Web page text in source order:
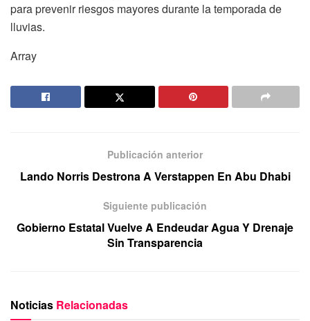
para prevenir riesgos mayores durante la temporada de
lluvias.
Array
Publicación anterior
Lando Norris Destrona A Verstappen En Abu Dhabi
Siguiente publicación
Gobierno Estatal Vuelve A Endeudar Agua Y Drenaje
Sin Transparencia
Noticias Relacionadas